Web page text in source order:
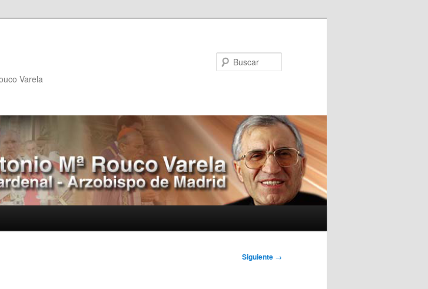
Varela
Siguiente →